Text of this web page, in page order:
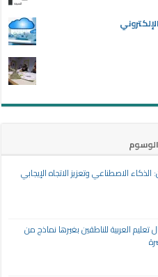
الوسوم
الاصطناعي وتعزيز الاتجاه الإيجابي
العربية للناطقين بغيرها نماذج من